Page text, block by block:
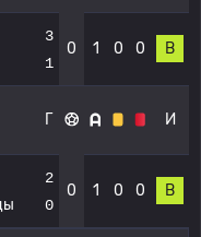
3
1
0 1 0 0 В
Г И
2
0
0 1 0 0 В